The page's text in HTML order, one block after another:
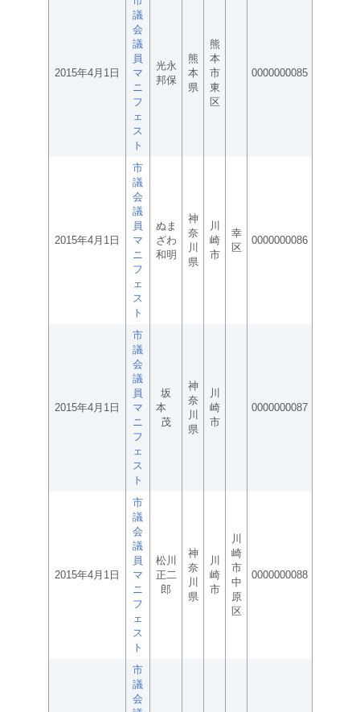
2015年4月1日
議
会
議
員
マ
ニ
フ
ェ
ス
ト
光永
邦保
熊
本
県
熊
本
市
東
区
0000000085
2015年4月1日
市
議
会
議
員
マ
ニ
フ
ェ
ス
ト
ぬま
ざわ
和明
神
奈
川
県
川
崎
市
幸
区
0000000086
2015年4月1日
市
議
会
議
員
マ
ニ
フ
ェ
ス
ト
坂
本
茂
神
奈
川
県
川
崎
市
0000000087
2015年4月1日
市
議
会
議
員
マ
ニ
フ
ェ
ス
ト
松川
正二
郎
神
奈
川
県
川
崎
市
川
崎
市
中
原
区
0000000088
市
議
会